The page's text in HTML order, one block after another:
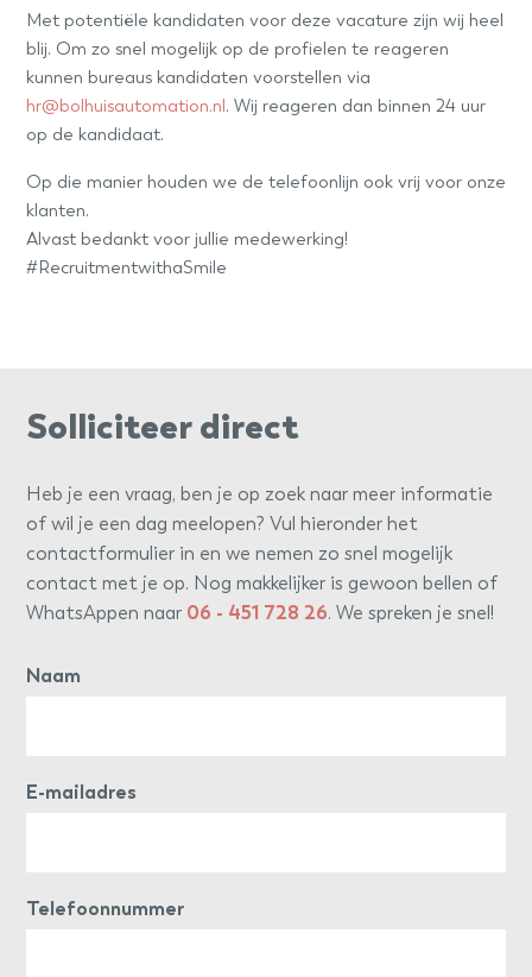
Met potentiële kandidaten voor deze vacature zijn wij heel
blij. Om zo snel mogelijk op de profielen te reageren
kunnen bureaus kandidaten voorstellen via
hr@bolhuisautomation.nl . Wij reageren dan binnen 24 uur
op de kandidaat.
Op die manier houden we de telefoonlijn ook vrij voor onze
klanten.
Alvast bedankt voor jullie medewerking!
#RecruitmentwithaSmile
Solliciteer direct
Heb je een vraag, ben je op zoek naar meer informatie
of wil je een dag meelopen? Vul hieronder het
contactformulier in en we nemen zo snel mogelijk
contact met je op. Nog makkelijker is gewoon bellen of
WhatsAppen naar 06 - 451 728 26. We spreken je snel!
Naam
E-mailadres
Telefoonnummer